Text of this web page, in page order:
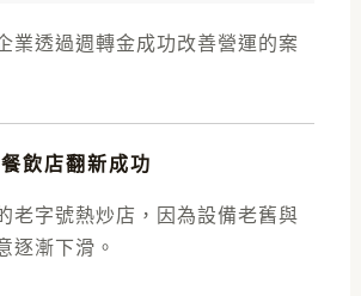
業透過週轉金成功改善營運的案
飲店翻新成功
老字號熱炒店，因為設備老舊與
逐漸下滑。